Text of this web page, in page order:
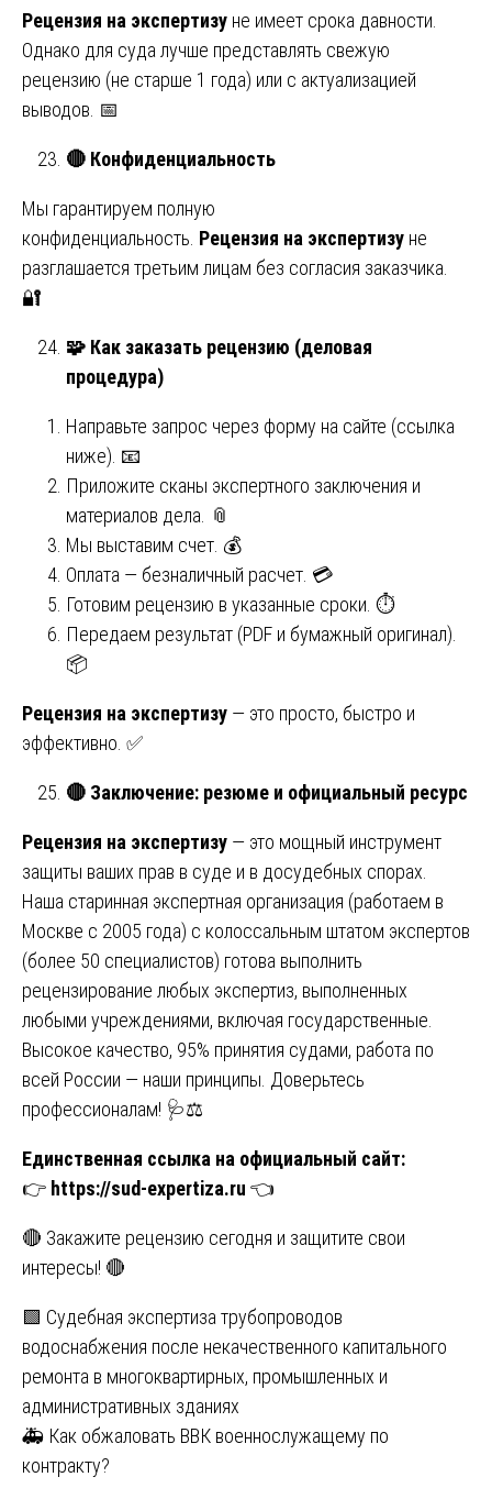
Рецензия на экспертизу не имеет срока давности.
Однако для суда лучше представлять свежую
рецензию (не старше 1 года) или с актуализацией
выводов. 📅
🔴 Конфиденциальность
Мы гарантируем полную
конфиденциальность. Рецензия на экспертизу не
разглашается третьим лицам без согласия заказчика.
🔐
🧩 Как заказать рецензию (деловая
процедура)
Направьте запрос через форму на сайте (ссылка
ниже). 📧
Приложите сканы экспертного заключения и
материалов дела. 📎
Мы выставим счет. 💰
Оплата — безналичный расчет. 💳
Готовим рецензию в указанные сроки. ⏱️
Передаем результат (PDF и бумажный оригинал).
📦
Рецензия на экспертизу — это просто, быстро и
эффективно. ✅
🔴 Заключение: резюме и официальный ресурс
Рецензия на экспертизу — это мощный инструмент
защиты ваших прав в суде и в досудебных спорах.
Наша старинная экспертная организация (работаем в
Москве с 2005 года) с колоссальным штатом экспертов
(более 50 специалистов) готова выполнить
рецензирование любых экспертиз, выполненных
любыми учреждениями, включая государственные.
Высокое качество, 95% принятия судами, работа по
всей России — наши принципы. Доверьтесь
профессионалам! 🩺⚖️
Единственная ссылка на официальный сайт:
👉 https://sud-expertiza.ru 👈
🔴 Закажите рецензию сегодня и защитите свои
интересы! 🔴
Навигация
по
записям
🟩 Судебная экспертиза трубопроводов
водоснабжения после некачественного капитального
ремонта в многоквартирных, промышленных и
административных зданиях
🚑 Как обжаловать ВВК военнослужащему по
контракту?